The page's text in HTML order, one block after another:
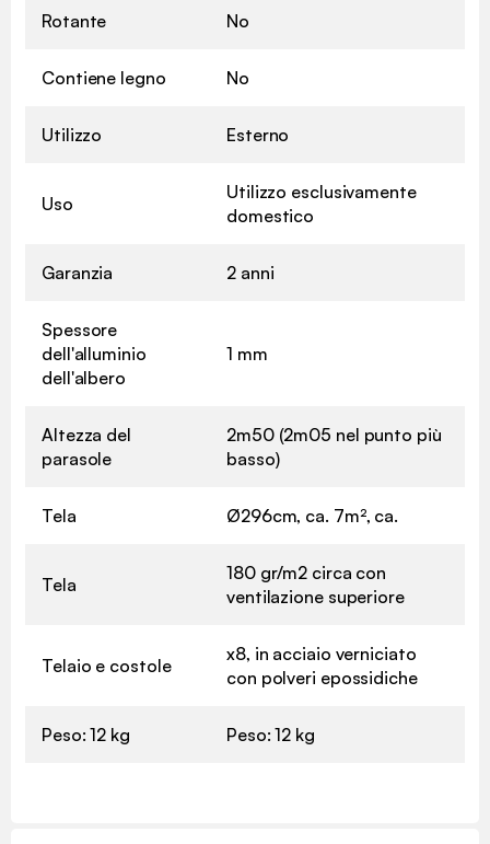
Rotante No
Contiene legno No
Utilizzo Esterno
Uso
Utilizzo esclusivamente
domestico
Garanzia 2 anni
Spessore
dell'alluminio
dell'albero
1 mm
Altezza del
parasole
2m50 (2m05 nel punto più
basso)
Tela Ø296cm, ca. 7m², ca.
Tela
180 gr/m2 circa con
ventilazione superiore
Telaio e costole
x8, in acciaio verniciato
con polveri epossidiche
Peso: 12 kg Peso: 12 kg